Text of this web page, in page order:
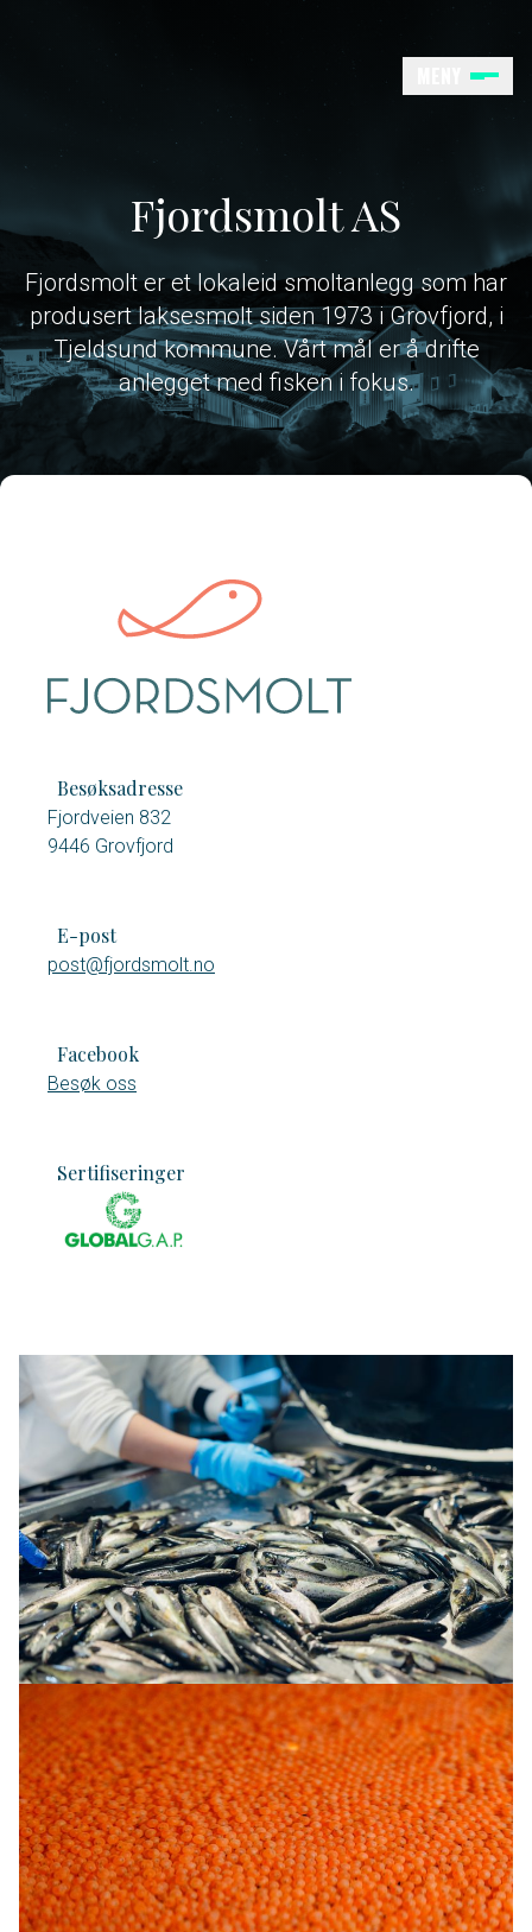
Fjordsmolt AS
Fjordsmolt er et lokaleid smoltanlegg som har
produsert laksesmolt siden 1973 i Grovfjord, i
Tjeldsund kommune. Vårt mål er å drifte
anlegget med fisken i fokus.
Besøksadresse
Fjordveien 832
9446 Grovfjord
E-post
post@fjordsmolt.no
Facebook
Besøk oss
Sertifiseringer